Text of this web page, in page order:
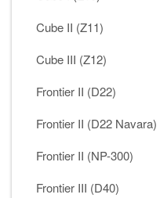
Cube II (Z11)
Cube III (Z12)
Frontier II (D22)
Frontier II (D22 Navara)
Frontier II (NP-300)
Frontier III (D40)